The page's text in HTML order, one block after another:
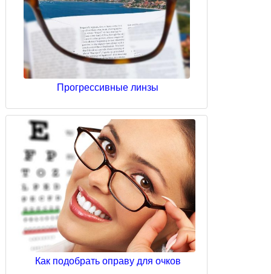
Прогрессивные линзы
Как подобрать оправу для очков